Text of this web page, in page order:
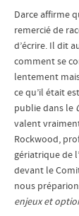
Darce affirme
remercié de
d’écrire. Il dit
comment se
lentement
ce qu’il était
publie dans le
valent
Rockwood,
gériatrique de
devant le
nous
enjeux et